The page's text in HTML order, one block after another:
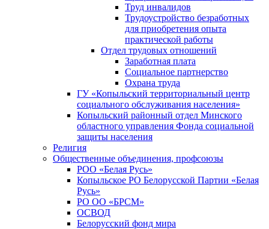
Труд инвалидов
Трудоустройство безработных
для приобретения опыта
практической работы
Отдел трудовых отношений
Заработная плата
Социальное партнерство
Охрана труда
ГУ «Копыльский территориальный центр
социального обслуживания населения»
Копыльский районный отдел Минского
областного управления Фонда социальной
защиты населения
Религия
Общественные объединения, профсоюзы
РОО «Белая Русь»
Копыльское РО Белорусской Партии «Белая
Русь»
РО ОО «БРСМ»
ОСВОД
Белорусский фонд мира